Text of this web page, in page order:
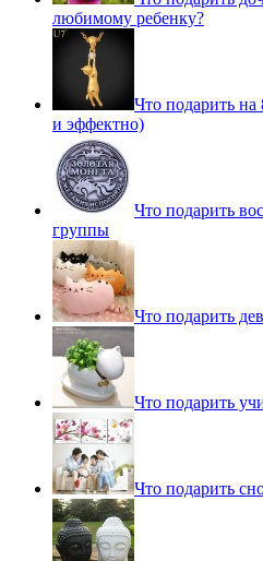
любимому ребенку?
Что подарить на
и эффектно)
Что подарить
группы
Что подарить
Что подарить
Что подарить